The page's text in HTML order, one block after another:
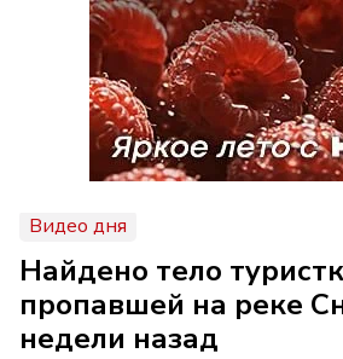
Видео дня
Найдено тело
пропавшей на реке
недели назад